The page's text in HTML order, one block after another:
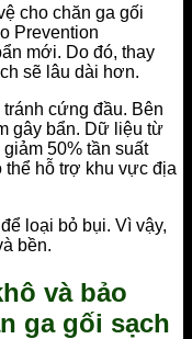
cho chăn ga gối
Prevention
mới. Do đó, thay
sẽ lâu dài hơn.
cứng đầu. Bên
gây bẩn. Dữ liệu từ
50% tần suất
thể hỗ trợ khu vực địa
loại bỏ bụi. Vì vậy,
bền.
và bảo
ga gối sạch